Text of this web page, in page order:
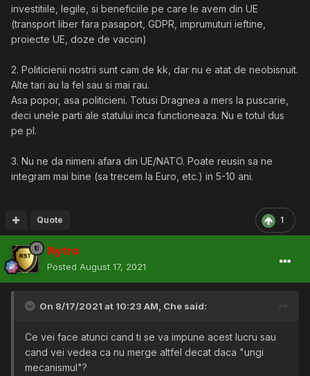
investitiile, legile, si beneficiile pe care le avem din UE
(transport liber fara pasaport, GDPR, imprumuturi ieftine,
proiecte UE, doze de vaccin)
2. Politicienii nostrii sunt cam de kk, dar nu e atat de neobisnuit.
Alte tari au la fel sau si mai rau.
Asa popor, asa politicieni. Totusi Dragnea a mers la puscarie,
deci unele parti ale statului inca functioneaza. Nu e totul dus
pe pl.
3. Nu ne da nimeni afara din UE/NATO. Poate reusin sa ne
integram mai bine (sa trecem la Euro, etc.) in 5-10 ani.
1
Quote
Nytro
Posted August 17, 2021
On 8/17/2021 at 10:23 AM, Che said:
Ce vei face atunci cand ti se va impune acest lucru sau
cand vei vedea ca nu merge altfel decat daca "ungi
mecanismul"?